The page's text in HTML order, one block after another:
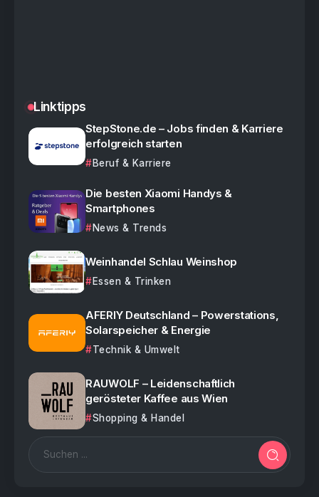
Linktipps
StepStone.de – Jobs finden & Karriere
erfolgreich starten
Beruf & Karriere
Die besten Xiaomi Handys &
Smartphones
News & Trends
Weinhandel Schlau Weinshop
Essen & Trinken
AFERIY Deutschland – Powerstations,
Solarspeicher & Energie
Technik & Umwelt
RAUWOLF – Leidenschaftlich
gerösteter Kaffee aus Wien
Shopping & Handel